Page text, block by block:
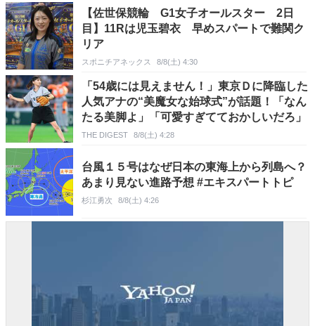
【佐世保競輪 G1女子オールスター 2日
目】11Rは児玉碧衣 早めスパートで難関ク
リア
スポニチアネックス 8/8(土) 4:30
「54歳には見えません！」東京Ｄに降臨した
人気アナの“美魔女な始球式”が話題！「なん
たる美脚よ」「可愛すぎてておかしいだろ」
THE DIGEST 8/8(土) 4:28
台風１５号はなぜ日本の東海上から列島へ？
あまり見ない進路予想 #エキスパートトピ
杉江勇次 8/8(土) 4:26